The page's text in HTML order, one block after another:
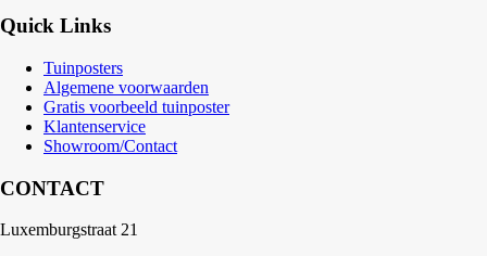
Quick Links
Tuinposters
Algemene voorwaarden
Gratis voorbeeld tuinposter
Klantenservice
Showroom/Contact
CONTACT
Luxemburgstraat 21